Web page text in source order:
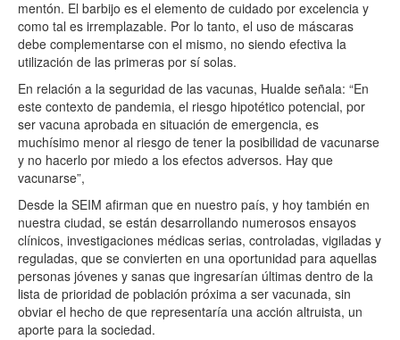
mentón. El barbijo es el elemento de cuidado por excelencia y
como tal es irremplazable. Por lo tanto, el uso de máscaras
debe complementarse con el mismo, no siendo efectiva la
utilización de las primeras por sí solas.
En relación a la seguridad de las vacunas, Hualde señala: “En
este contexto de pandemia, el riesgo hipotético potencial, por
ser vacuna aprobada en situación de emergencia, es
muchísimo menor al riesgo de tener la posibilidad de vacunarse
y no hacerlo por miedo a los efectos adversos. Hay que
vacunarse”,
Desde la SEIM afirman que en nuestro país, y hoy también en
nuestra ciudad, se están desarrollando numerosos ensayos
clínicos, investigaciones médicas serias, controladas, vigiladas y
reguladas, que se convierten en una oportunidad para aquellas
personas jóvenes y sanas que ingresarían últimas dentro de la
lista de prioridad de población próxima a ser vacunada, sin
obviar el hecho de que representaría una acción altruista, un
aporte para la sociedad.